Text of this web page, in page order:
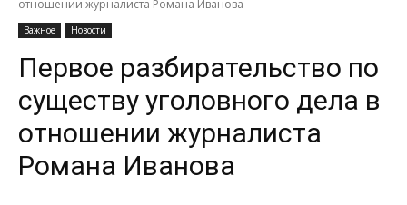
отношении журналиста Романа Иванова
Важное Новости
Первое разбирательство по
существу уголовного дела в
отношении журналиста
Романа Иванова